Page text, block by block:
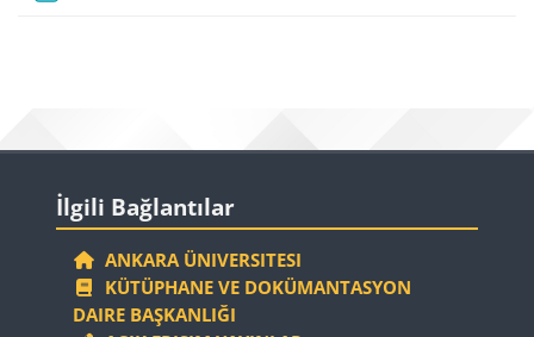
Blocks
İlgili Bağlantılar
ANKARA ÜNIVERSITESI
KÜTÜPHANE VE DOKÜMANTASYON
DAIRE BAŞKANLIĞI